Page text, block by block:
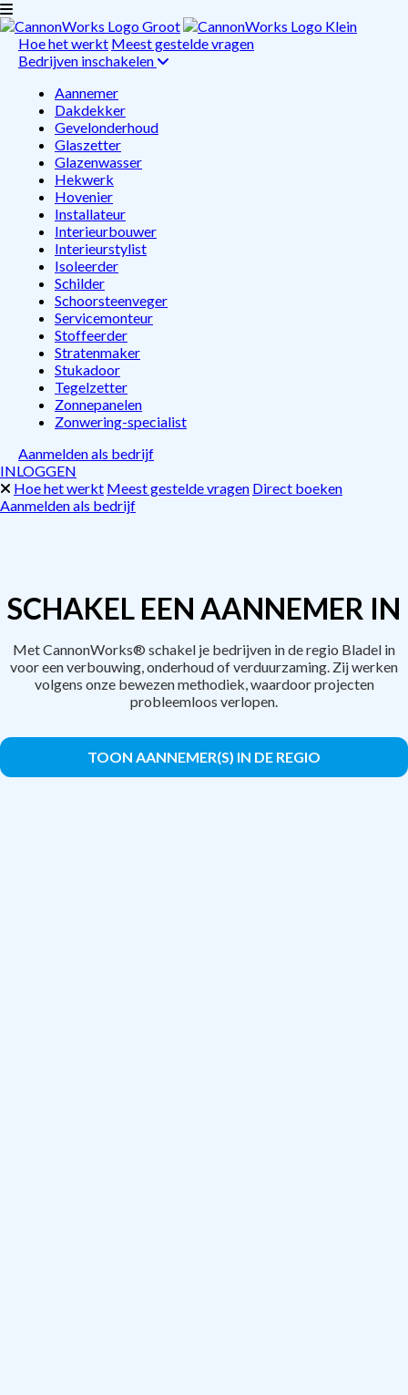
Hoe het werkt Meest gestelde vragen
Bedrijven inschakelen
Aannemer
Dakdekker
Gevelonderhoud
Glaszetter
Glazenwasser
Hekwerk
Hovenier
Installateur
Interieurbouwer
Interieurstylist
Isoleerder
Schilder
Schoorsteenveger
Servicemonteur
Stoffeerder
Stratenmaker
Stukadoor
Tegelzetter
Zonnepanelen
Zonwering-specialist
Aanmelden als bedrijf
INLOGGEN
Hoe het werkt Meest gestelde vragen Direct boeken
Aanmelden als bedrijf
SCHAKEL EEN AANNEMER IN
Met CannonWorks® schakel je bedrijven in de regio Bladel in
voor een verbouwing, onderhoud of verduurzaming. Zij werken
volgens onze bewezen methodiek, waardoor projecten
probleemloos verlopen.
TOON AANNEMER(S) IN DE REGIO